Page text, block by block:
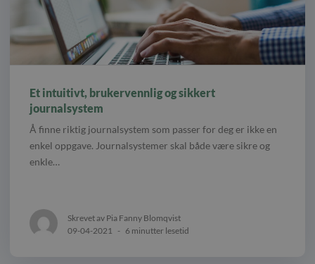
Et intuitivt, brukervennlig og sikkert
journalsystem
Å finne riktig journalsystem som passer for deg er ikke en
enkel oppgave. Journalsystemer skal både være sikre og
enkle…
Skrevet av Pia Fanny Blomqvist
09-04-2021
- 6 minutter lesetid